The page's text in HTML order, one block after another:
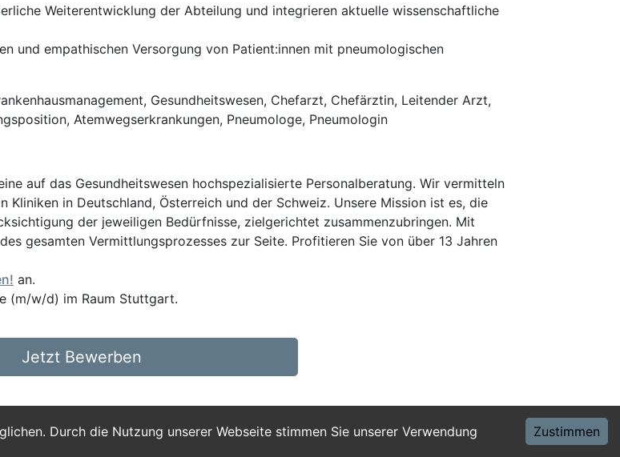
Durch die Nutzung unserer Webseite stimmen Sie unserer Verwendung
Zustimmen
Weiterentwicklung der Abteilung und integrieren aktuelle wissenschaftliche
und empathischen Versorgung von Patient:innen mit pneumologischen
Gesundheitswesen, Chefarzt, Chefärztin, Leitender Arzt,
Atemwegserkrankungen, Pneumologe, Pneumologin
auf das Gesundheitswesen hochspezialisierte Personalberatung. Wir vermitteln
in Deutschland, Österreich und der Schweiz. Unsere Mission ist es, die
der jeweiligen Bedürfnisse, zielgerichtet zusammenzubringen. Mit
gesamten Vermittlungsprozesses zur Seite. Profitieren Sie von über 13 Jahren
an.
(m/w/d) im Raum Stuttgart.
Jetzt Bewerben